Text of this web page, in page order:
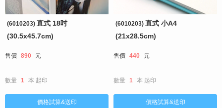
(6010203)直式 18吋
(30.5x45.7cm)
售價 890 元
數量 1 本 起印
(6010203)直式 小A4
(21x28.5cm)
售價 440 元
數量 1 本 起印